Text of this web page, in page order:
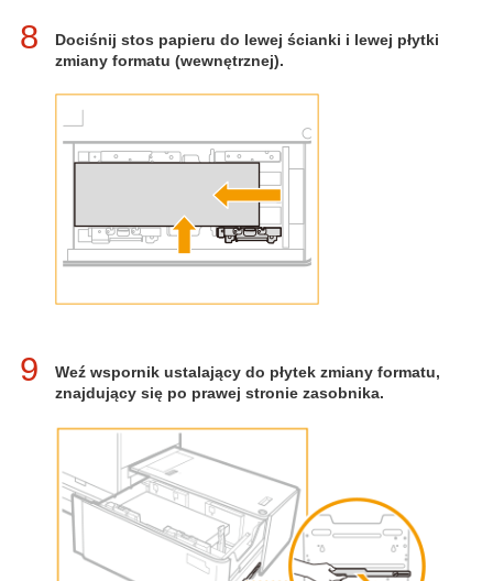
8
Dociśnij stos papieru do lewej ścianki i lewej płytki
zmiany formatu (wewnętrznej).
9
Weź wspornik ustalający do płytek zmiany formatu,
znajdujący się po prawej stronie zasobnika.